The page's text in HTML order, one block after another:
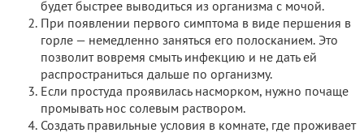
будет быстрее выводиться из организма с мочой.
При появлении первого симптома в виде першения в
горле — немедленно заняться его полосканием. Это
позволит вовремя смыть инфекцию и не дать ей
распространиться дальше по организму.
Если простуда проявилась насморком, нужно почаще
промывать нос солевым раствором.
Создать правильные условия в комнате, где проживает